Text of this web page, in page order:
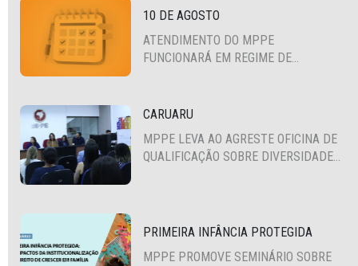
10 DE AGOSTO
ATENDIMENTO DO MPPE
FUNCIONARÁ EM REGIME DE
CARUARU
MPPE LEVA AO AGRESTE OFICINA DE
QUALIFICAÇÃO SOBRE DIVERSIDADE
PRIMEIRA INFÂNCIA PROTEGIDA
MPPE PROMOVE SEMINÁRIO SOBRE